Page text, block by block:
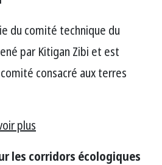
du comité technique du
par Kitigan Zibi et est
consacré aux terres
plus
les corridors écologiques